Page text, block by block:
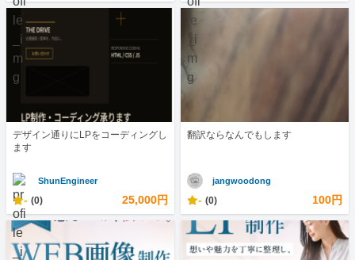
デザイン通りにLPをコーディングし
ます
ShunEngineer
- (0) 25,000円
翻訳ならなんでもします
jangwoodong
- (0) 100円